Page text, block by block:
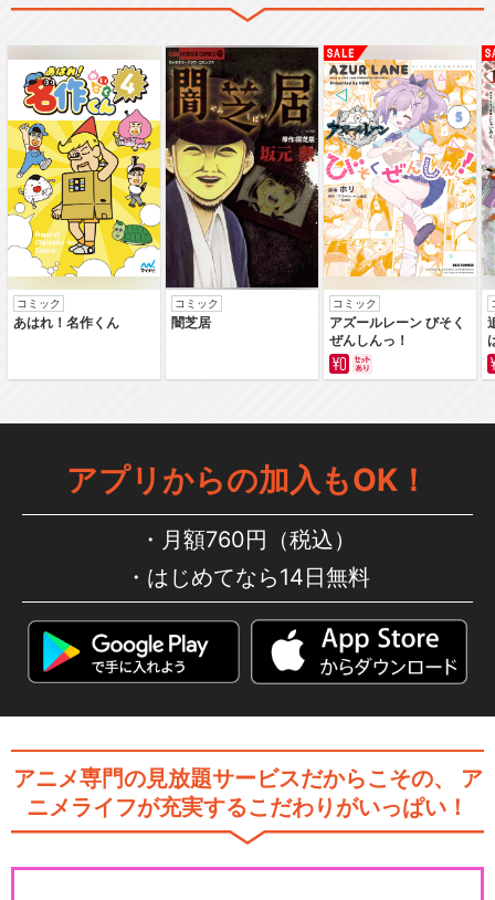
コミック
あはれ！名作くん
コミック
闇芝居
コミック
アズールレーン びそく
ぜんしんっ！
アプリからの加入もOK！
月額760円（税込）
はじめてなら14日無料
アニメ専門の見放題サービスだからこその、
ア
ニメライフが充実するこだわりがいっぱい！